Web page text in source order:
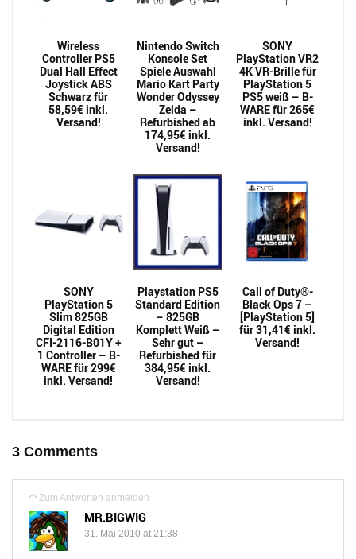
Wireless
Controller PS5
Dual Hall Effect
Joystick ABS
Schwarz für
58,59€ inkl.
Versand!
Nintendo Switch
Konsole Set
Spiele Auswahl
Mario Kart Party
Wonder Odyssey
Zelda –
Refurbished ab
174,95€ inkl.
Versand!
SONY
PlayStation VR2
4K VR-Brille für
PlayStation 5
PS5 weiß – B-
WARE für 265€
inkl. Versand!
SONY
PlayStation 5
Slim 825GB
Digital Edition
CFI-2116-B01Y +
1 Controller – B-
WARE für 299€
inkl. Versand!
Playstation PS5
Standard Edition
– 825GB
Komplett Weiß –
Sehr gut –
Refurbished für
384,95€ inkl.
Versand!
Call of Duty®-
Black Ops 7 –
[PlayStation 5]
für 31,41€ inkl.
Versand!
3 Comments
Zum Antworten anmelden
MR.BIGWIG
31. Mai 2010 at 21:38